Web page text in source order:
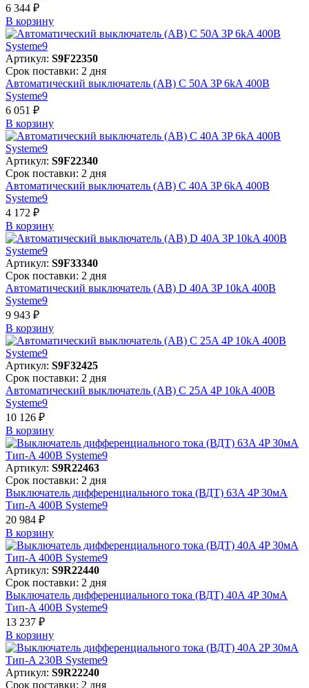
6 344 ₽
В корзинy
Артикул: S9F22350
Срок поставки: 2 дня
Автоматический выключатель (АВ) C 50A 3P 6kA 400В
Systeme9
6 051 ₽
В корзинy
Артикул: S9F22340
Срок поставки: 2 дня
Автоматический выключатель (АВ) C 40A 3P 6kA 400В
Systeme9
4 172 ₽
В корзинy
Артикул: S9F33340
Срок поставки: 2 дня
Автоматический выключатель (АВ) D 40A 3P 10kA 400В
Systeme9
9 943 ₽
В корзинy
Артикул: S9F32425
Срок поставки: 2 дня
Автоматический выключатель (АВ) C 25A 4P 10kA 400В
Systeme9
10 126 ₽
В корзинy
Артикул: S9R22463
Срок поставки: 2 дня
Выключатель дифференциального тока (ВДТ) 63A 4P 30мА
Тип-A 400В Systeme9
20 984 ₽
В корзинy
Артикул: S9R22440
Срок поставки: 2 дня
Выключатель дифференциального тока (ВДТ) 40A 4P 30мА
Тип-A 400В Systeme9
13 237 ₽
В корзинy
Артикул: S9R22240
Срок поставки: 2 дня